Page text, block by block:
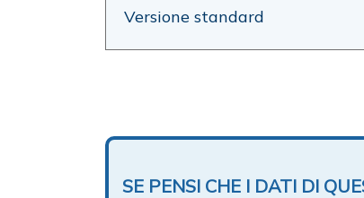
Versione standard
SE PENSI CHE I DATI DI